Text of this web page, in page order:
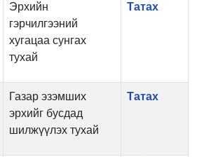
Эрхийн
гэрчилгээний
хугацаа сунгах
тухай
Татах
Газар эзэмших
эрхийг бусдад
шилжүүлэх тухай
Татах